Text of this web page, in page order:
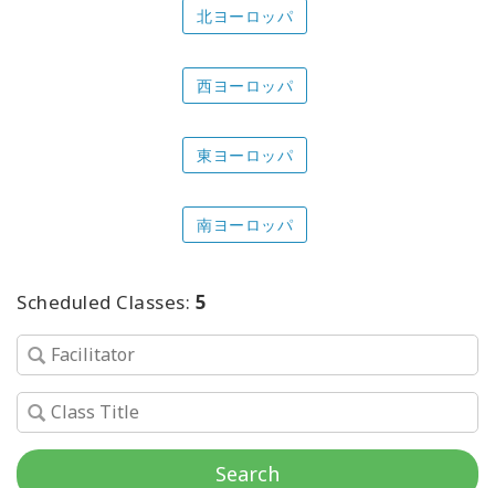
ン
体
験
カ
レ
ン
ダ
北ヨーロッパ
西ヨーロッパ
東ヨーロッパ
南ヨーロッパ
Scheduled Classes: 5
Search